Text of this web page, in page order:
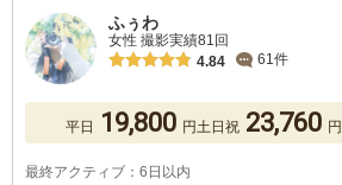
ふぅわ
女性 撮影実績81回
4.84
61件
平日 19,800 円土日祝 23,760 円
最終アクティブ：6日以内